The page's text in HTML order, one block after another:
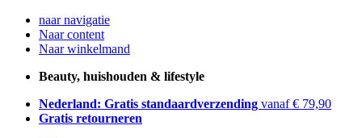
naar navigatie
Naar content
Naar winkelmand
Beauty, huishouden & lifestyle
Nederland: Gratis standaardverzending vanaf € 79,90
Gratis retourneren